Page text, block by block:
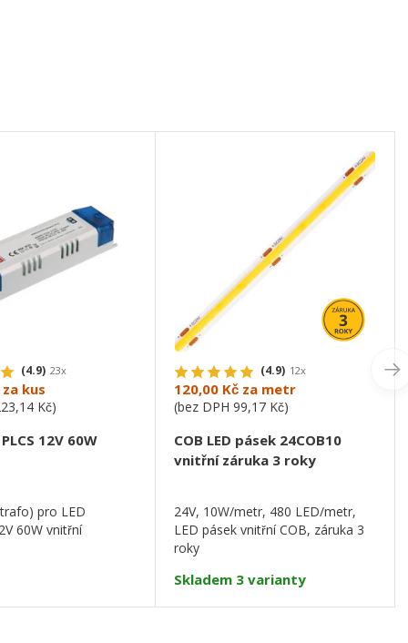
(4.9) 23x
za kus
Kč)
12V 60W
pro LED
60W vnitřní
(4.9) 12x
120,00 Kč za metr
(bez DPH99,17 Kč)
COB LED pásek 24COB10
vnitřní záruka 3 roky
24V, 10W/metr, 480 LED/metr,
LED pásek vnitřní COB, záruka 3
roky
Skladem 3 varianty